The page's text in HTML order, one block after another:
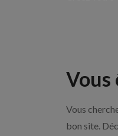
Vous
Vous
bon site.